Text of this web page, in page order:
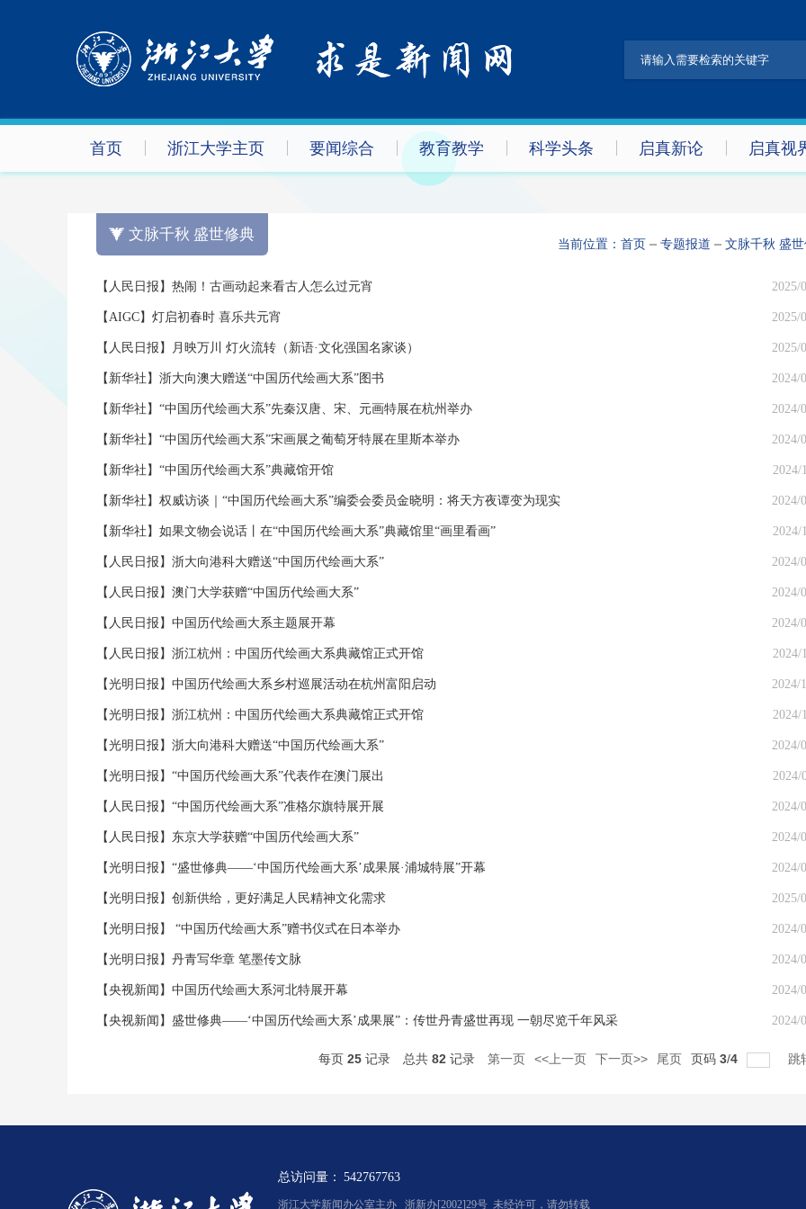
首页 浙江大学主页 要闻综合 教育教学 科学头条 启真新论 启真视
文脉千秋 盛世修典
当前位置： 首页 专题报道 文脉千秋 盛
【人民日报】热闹！古画动起来看古人怎么过元宵 2025/
【AIGC】灯启初春时 喜乐共元宵 2025/
【人民日报】月映万川 灯火流转（新语·文化强国名家谈） 2025/
【新华社】浙大向澳大赠送“中国历代绘画大系”图书 2024/
【新华社】“中国历代绘画大系”先秦汉唐、宋、元画特展在杭州举办 2024/
【新华社】“中国历代绘画大系”宋画展之葡萄牙特展在里斯本举办 2024/
【新华社】“中国历代绘画大系”典藏馆开馆 2024/
【新华社】权威访谈｜“中国历代绘画大系”编委会委员金晓明：将天方夜谭变为现实 2024/
【新华社】如果文物会说话丨在“中国历代绘画大系”典藏馆里“画里看画” 2024/
【人民日报】浙大向港科大赠送“中国历代绘画大系” 2024/
【人民日报】澳门大学获赠“中国历代绘画大系” 2024/
【人民日报】中国历代绘画大系主题展开幕 2024/
【人民日报】浙江杭州：中国历代绘画大系典藏馆正式开馆 2024/
【光明日报】中国历代绘画大系乡村巡展活动在杭州富阳启动 2024/
【光明日报】浙江杭州：中国历代绘画大系典藏馆正式开馆 2024/
【光明日报】浙大向港科大赠送“中国历代绘画大系” 2024/
【光明日报】“中国历代绘画大系”代表作在澳门展出 2024/
【人民日报】“中国历代绘画大系”准格尔旗特展开展 2024/
【人民日报】东京大学获赠“中国历代绘画大系” 2024/
【光明日报】“盛世修典——‘中国历代绘画大系’成果展·浦城特展”开幕 2024/
【光明日报】创新供给，更好满足人民精神文化需求 2025/
【光明日报】 “中国历代绘画大系”赠书仪式在日本举办 2024/
【光明日报】丹青写华章 笔墨传文脉 2024/
【央视新闻】中国历代绘画大系河北特展开幕 2024/
【央视新闻】盛世修典——‘中国历代绘画大系’成果展”：传世丹青盛世再现 一朝尽览千年风采 2024/
每页 25记录 总共 82 记录 第一页 <<上一页 下一页>> 尾页 页码 3/4 跳
总访问量： 542767763
浙江大学新闻办公室主办 浙新办[2002]29号 未经许可，请勿转载